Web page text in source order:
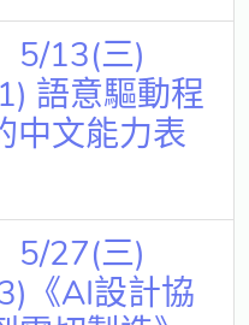
5/13(三)
語意驅動程
文能力表
5/27(三)
《AI設計協